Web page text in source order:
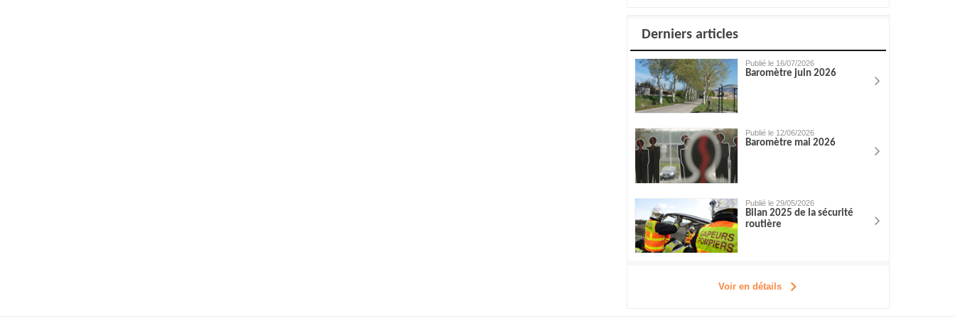
Derniers articles
Publié le 16/07/2026
Baromètre juin 2026
Publié le 12/06/2026
Baromètre mai 2026
Publié le 29/05/2026
Bilan 2025 de la sécurité
routière
Voir en détails